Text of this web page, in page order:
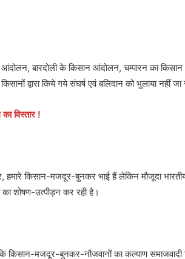
बारदोली के किसान आंदोलन, चम्पारन का
द्वारा किये गये संघर्ष एवं बलिदान को भुलाया नहीं
विस्तार !
किसान-मजदूर-बुनकर भाई हैं लेकिन मौजूदा भारतीय
शोषण-उत्पीड़न कर रही है।
किसान-मजदूर-बुनकर-नौजवानों का कल्याण समाजवादी